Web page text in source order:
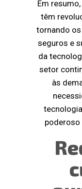
Em
têm
tornando
seguros e
da
setor
às